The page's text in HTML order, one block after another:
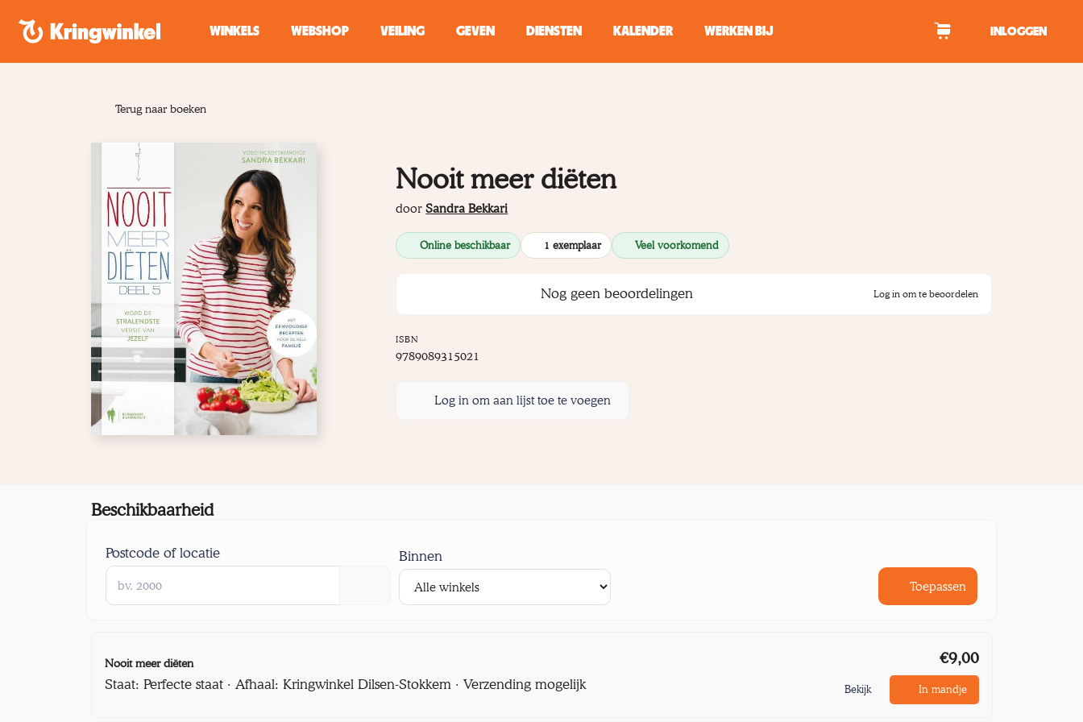
WINKELS
WEBSHOP VEILING GEVEN DIENSTEN KALENDER WERKEN BIJ INLOGGEN
Terug naar boeken
Nooit meer diëten
doorSandra Bekkari
Online beschikbaar 1 exemplaar Veel voorkomend
Nog geen beoordelingen Log in om te beoordelen
ISBN
9789089315021
Log in om aan lijst toe te voegen
Beschikbaarheid
Postcode of locatie Binnen
Toepassen
Nooit meer diëten
Staat: Perfecte staat · Afhaal: Kringwinkel Dilsen-Stokkem · Verzending mogelijk
€9,00
Bekijk In mandje